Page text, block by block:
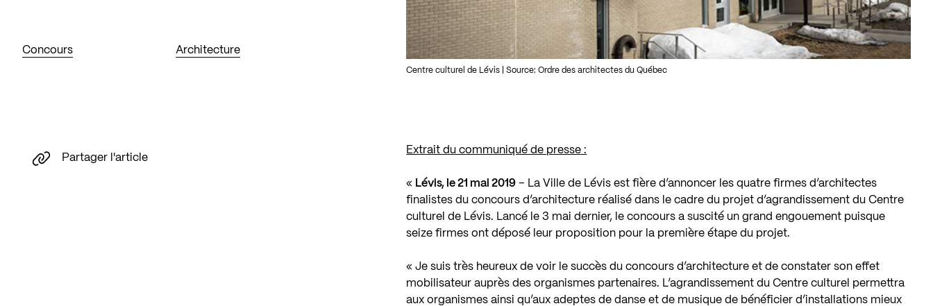
Concours Architecture
Centre culturel de Lévis | Source: Ordre des architectes du Québec
Extrait du communiqué de presse :
« Lévis, le 21 mai 2019 – La Ville de Lévis est fière d’annoncer les quatre firmes d’architectes
finalistes du concours d’architecture réalisé dans le cadre du projet d’agrandissement du Centre
culturel de Lévis. Lancé le 3 mai dernier, le concours a suscité un grand engouement puisque
seize firmes ont déposé leur proposition pour la première étape du projet.
« Je suis très heureux de voir le succès du concours d’architecture et de constater son effet
mobilisateur auprès des organismes partenaires. L’agrandissement du Centre culturel permettra
aux organismes ainsi qu’aux adeptes de danse et de musique de bénéficier d’installations mieux
Partager l'article